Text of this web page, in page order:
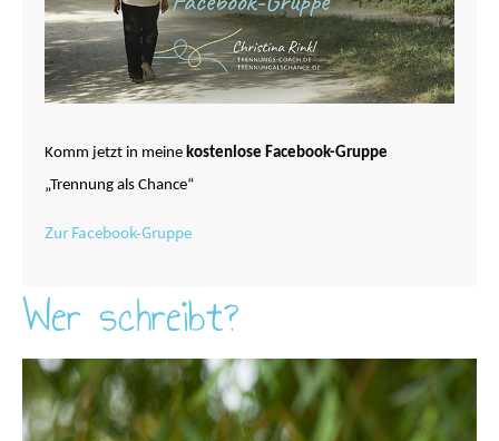
Komm jetzt in meine kostenlose Facebook-Gruppe
„Trennung als Chance“
Zur Facebook-Gruppe
Wer schreibt?